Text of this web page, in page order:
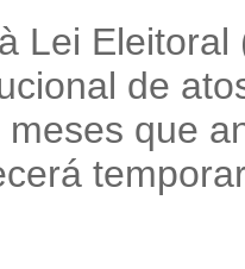
Lei
de
que